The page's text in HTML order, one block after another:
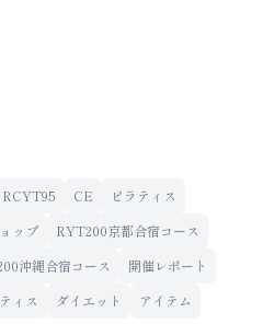
RCYT95 CE
ピラティス
ップ
RYT200京都合宿コース
沖縄合宿コース
開催レポート
ィス ダイエット
アイテム